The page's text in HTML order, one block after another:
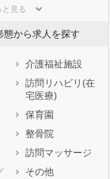
玉県
福井県
岐阜県
愛知県
三重県
大阪府
奈良県
島根県
山口県
徳島県
と見る
態から求人を探す
介護福祉施設
訪問リハビリ(在
宅医療)
保育園
整骨院
訪問マッサージ
その他